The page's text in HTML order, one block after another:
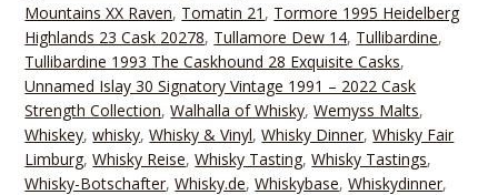
Mountains XX Raven, Tomatin 21 , Tormore 1995 Heidelberg
Highlands 23 Cask 20278, Tullamore Dew 14, Tullibardine,
Tullibardine 1993 The Caskhound 28 Exquisite Casks,
Unnamed Islay 30 Signatory Vintage 1991 – 2022 Cask
Strength Collection,Walhalla of Whisky,Wemyss Malts,
Whiskey,whisky,Whisky & Vinyl,Whisky Dinner,Whisky Fair
Limburg,Whisky Reise,Whisky Tasting,Whisky Tastings,
Whisky-Botschafter,Whisky.de,Whiskybase,Whiskydinner,